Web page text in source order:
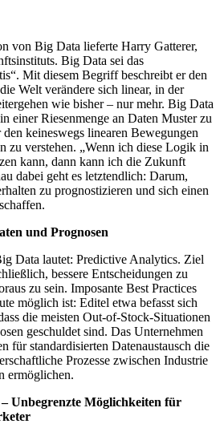
von Big Data lieferte Harry Gatterer,
Big Data sei das
Mit diesem Begriff beschreibt er den
Welt verändere sich linear, in der
wie bisher – nur mehr. Big Data
einer Riesenmenge an Daten Muster zu
keineswegs linearen Bewegungen
zu verstehen. „Wenn ich diese Logik in
kann, dann kann ich die Zukunft
dabei geht es letztendlich: Darum,
zu prognostizieren und sich einen
und Prognosen
Data lautet: Predictive Analytics. Ziel
bessere Entscheidungen zu
zu sein. Imposante Best Practices
möglich ist: Editel etwa befasst sich
die meisten Out-of-Stock-Situationen
geschuldet sind. Das Unternehmen
für standardisierten Datenaustausch die
Prozesse zwischen Industrie
ermöglichen.
Unbegrenzte Möglichkeiten für